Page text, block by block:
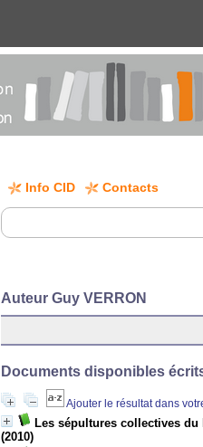
Info CID Contacts
Auteur Guy VERRON
Documents disponibles
Ajouter le résultat dans
Les sépultures collectives du
(2010)